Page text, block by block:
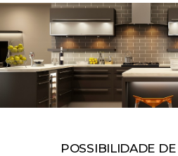
POSSIBILIDADE DE